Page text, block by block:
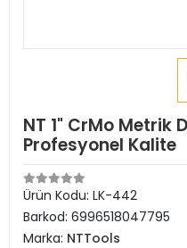
NT 1" CrMo Metrik
Profesyonel Kalite
Ürün Kodu: LK-442
Barkod: 6996518047795
Marka: NTTools